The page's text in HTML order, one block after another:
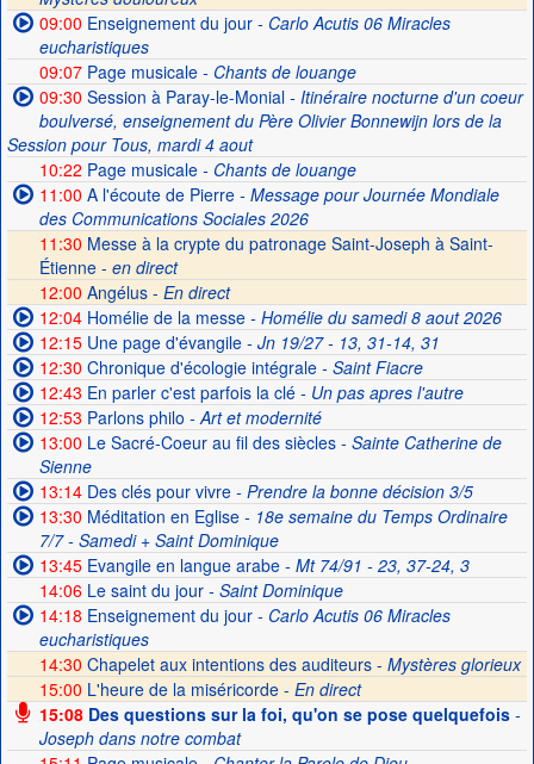
09:00 Enseignement du jour- Carlo Acutis 06 Miracles
eucharistiques
09:07Page musicale- Chants de louange
09:30 Session à Paray-le-Monial- Itinéraire nocturne d'un coeur
boulversé, enseignement du Père Olivier Bonnewijn lors de la
Session pour Tous, mardi 4 aout
10:22 Page musicale- Chants de louange
11:00 A l'écoute de Pierre- Message pour Journée Mondiale
des Communications Sociales 2026
11:30 Messe à la crypte du patronage Saint-Joseph à Saint-
Étienne - en direct
12:00 Angélus - En direct
12:04Homélie de la messe- Homélie du samedi 8 aout 2026
12:15Une page d'évangile- Jn 19/27 - 13, 31-14, 31
12:30 Chronique d'écologie intégrale- Saint Fiacre
12:43 En parler c'est parfois la clé- Un pas apres l'autre
12:53 Parlons philo - Art et modernité
13:00 Le Sacré-Coeur au fil des siècles- Sainte Catherine de
Sienne
13:14Des clés pour vivre- Prendre la bonne décision 3/5
13:30 Méditation en Eglise- 18e semaine du Temps Ordinaire
7/7 - Samedi + Saint Dominique
13:45Evangile en langue arabe- Mt 74/91 - 23, 37-24, 3
14:06Le saint du jour- Saint Dominique
14:18 Enseignement du jour- Carlo Acutis 06 Miracles
eucharistiques
14:30 Chapelet aux intentions des auditeurs - Mystères glorieux
15:00 L'heure de la miséricorde - En direct
15:08Des questions sur la foi, qu'on se pose quelquefois-
Joseph dans notre combat